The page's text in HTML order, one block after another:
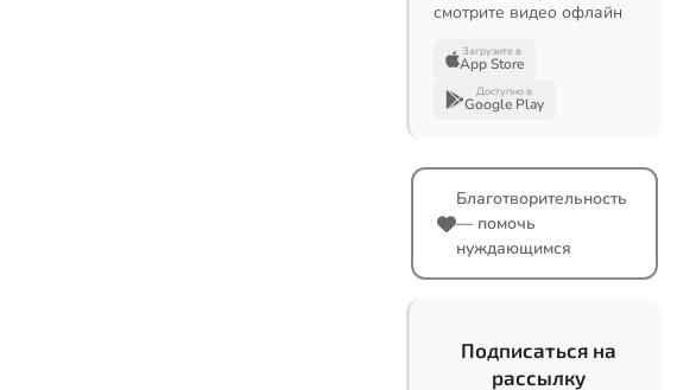
смотрите видео офлайн
Загрузите в
App Store
Доступно в
Google Play
Благотворительность
— помочь
нуждающимся
Подписаться на
рассылку